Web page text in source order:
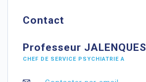
Contact
Professeur JALENQUES
CHEF DE SERVICE PSYCHIATRIE A